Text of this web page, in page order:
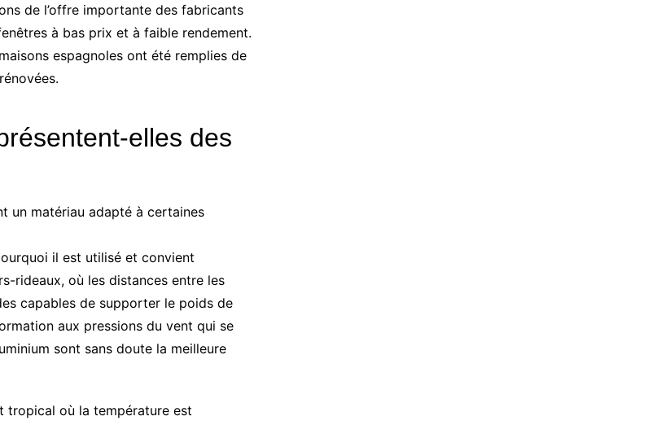
de l’offre importante des fabricants
à bas prix et à faible rendement.
espagnoles ont été remplies de
elles des
un matériau adapté à certaines
il est utilisé et convient
rideaux, où les distances entre les
capables de supporter le poids de
aux pressions du vent qui se
sont sans doute la meilleure
tropical où la température est